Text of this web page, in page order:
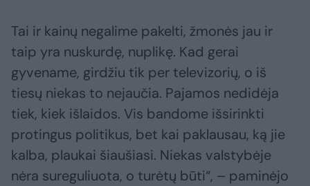
Tai ir kainų negalime pakelti, žmonės jau ir
taip yra nuskurdę, nuplikę. Kad gerai
gyvename, girdžiu tik per televizorių, o iš
tiesų niekas to nejaučia. Pajamos nedidėja
tiek, kiek išlaidos. Vis bandome išsirinkti
protingus politikus, bet kai paklausau, ką jie
kalba, plaukai šiaušiasi. Niekas valstybėje
nėra sureguliuota, o turėtų būti“, – paminėjo